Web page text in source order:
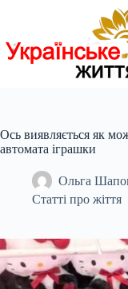
Ось виявляється як
автомата іграшки
Ольга
Статті про жіття